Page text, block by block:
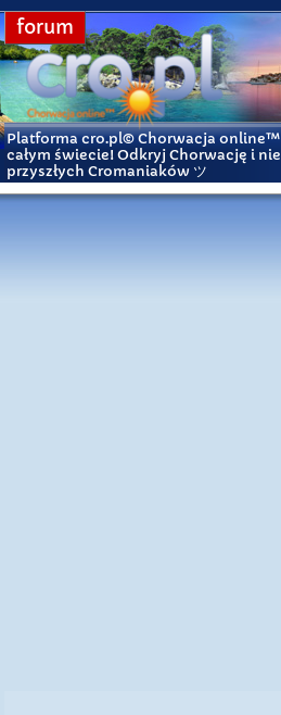
forum
Platforma cro.pl© Chorwacja online™
całym świecie! Odkryj Chorwację i
przyszłych Cromaniaków ツ